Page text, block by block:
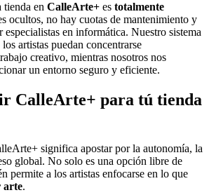
tienda en CalleArte+ es totalmente
ocultos, no hay cuotas de mantenimiento y
especialistas en informática. Nuestro sistema
artistas puedan concentrarse
creativo, mientras nosotros nos
un entorno seguro y eficiente.
CalleArte+ para tú tienda
significa apostar por la autonomía, la
global. No solo es una opción libre de
permite a los artistas enfocarse en lo que
arte.